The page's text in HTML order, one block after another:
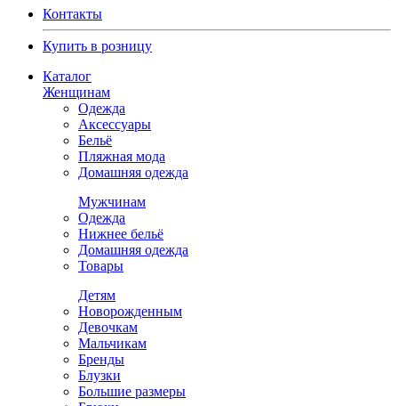
Контакты
Купить в розницу
Каталог
Женщинам
Одежда
Аксессуары
Бельё
Пляжная мода
Домашняя одежда
Мужчинам
Одежда
Нижнее бельё
Домашняя одежда
Товары
Детям
Новорожденным
Девочкам
Мальчикам
Бренды
Блузки
Большие размеры